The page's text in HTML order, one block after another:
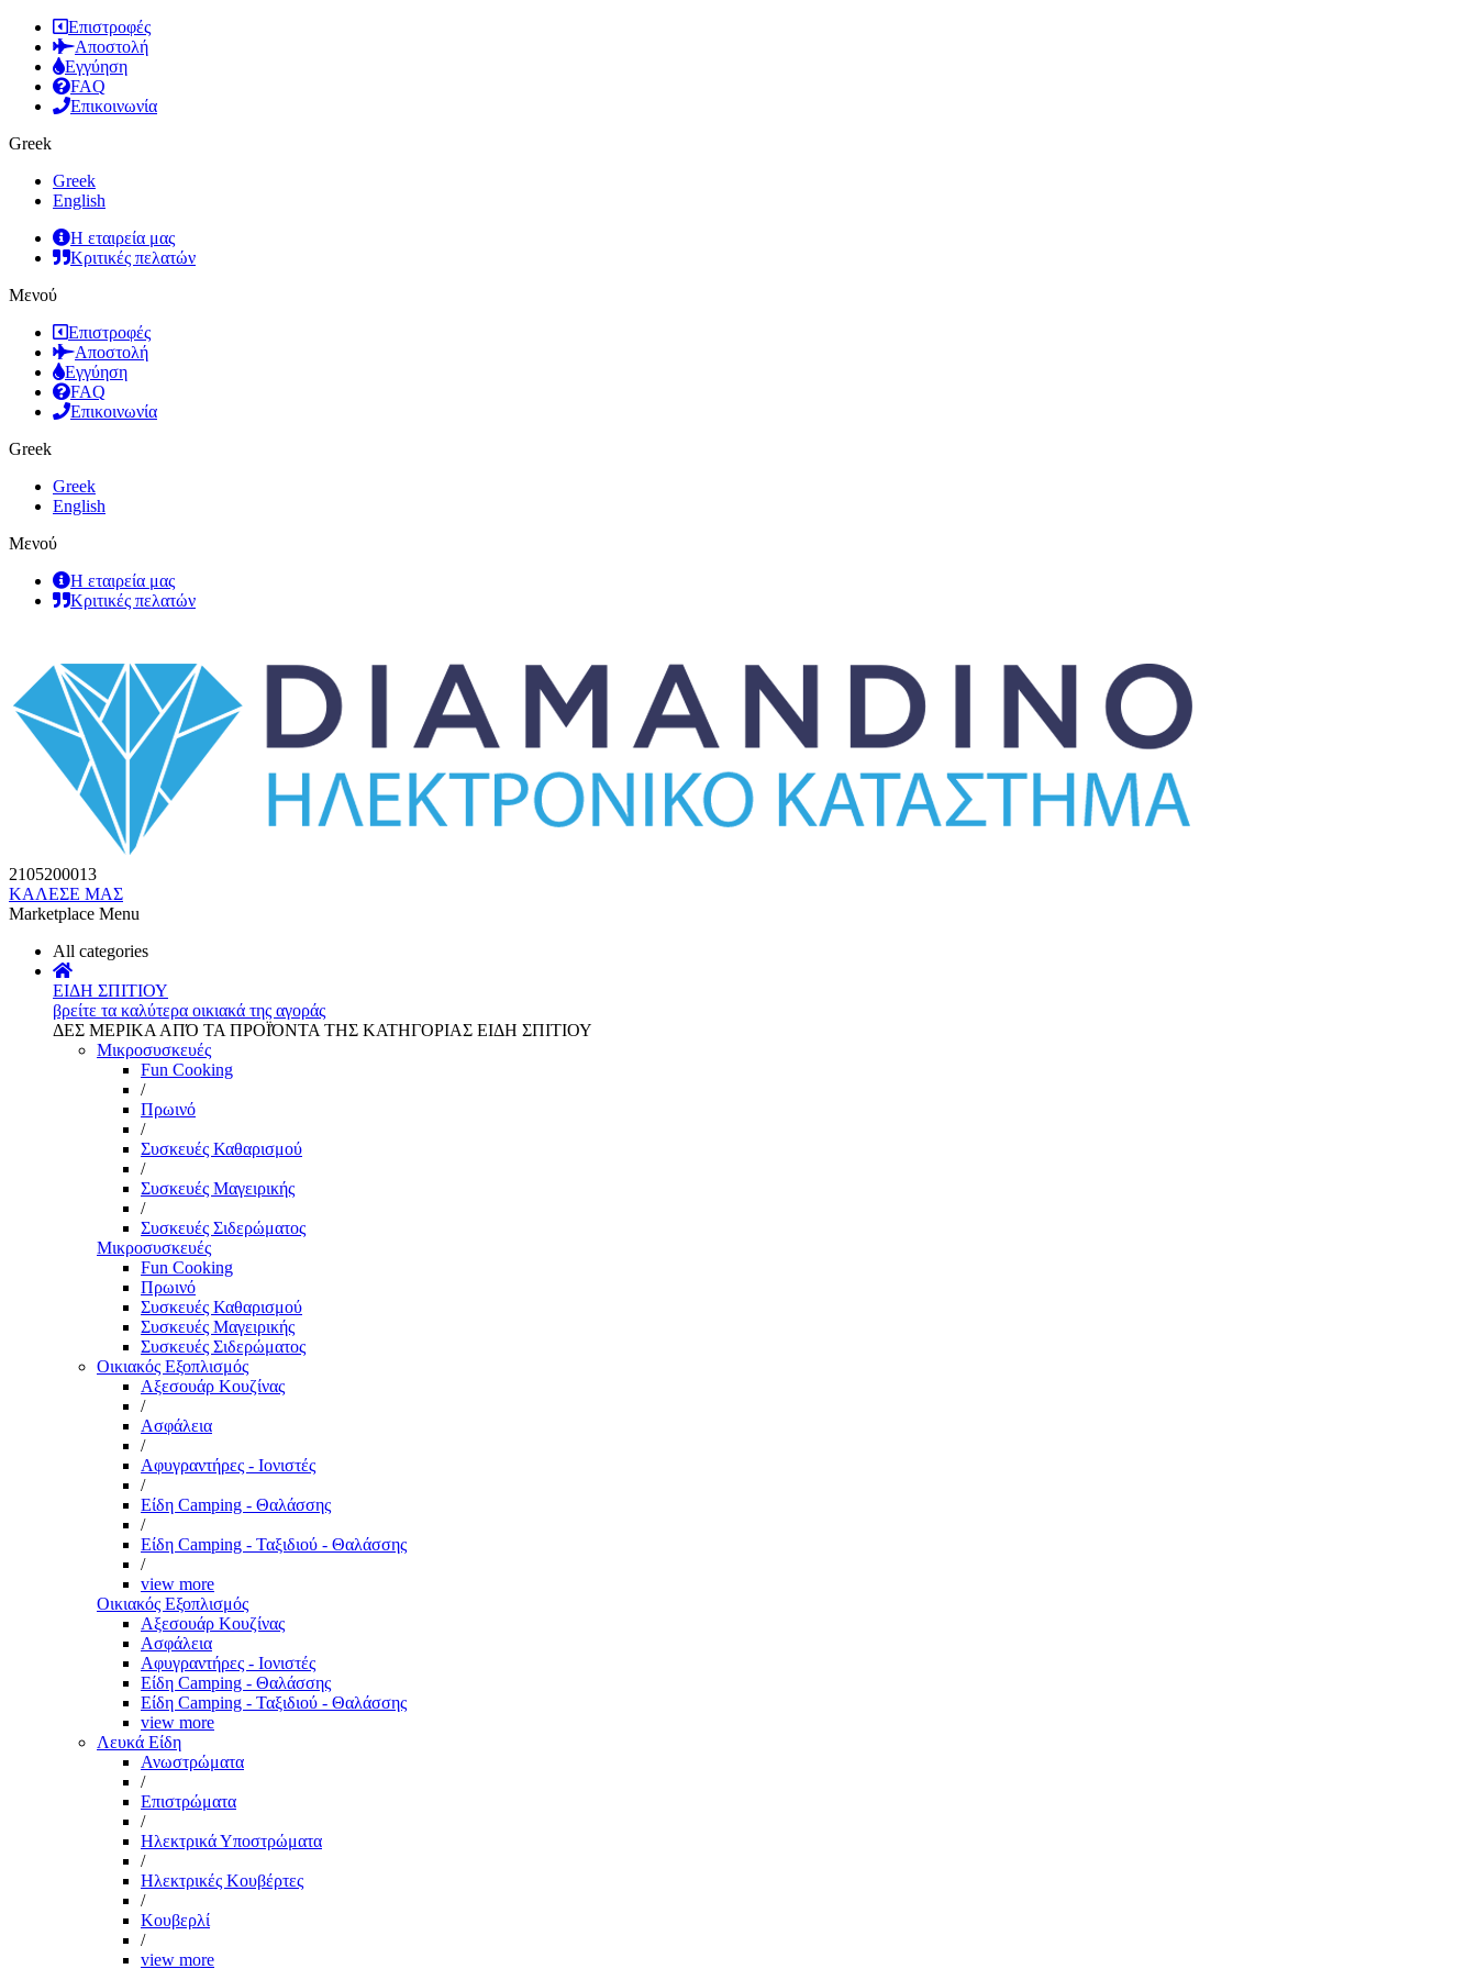
Επιστροφές
Αποστολή
Εγγύηση
FAQ
Επικοινωνία
Greek
Greek
English
Η εταιρεία μας
Κριτικές πελατών
Μενού
Επιστροφές
Αποστολή
Εγγύηση
FAQ
Επικοινωνία
Greek
Greek
English
Μενού
Η εταιρεία μας
Κριτικές πελατών
2105200013
ΚΑΛΕΣΕ ΜΑΣ
Marketplace Menu
All categories
ΕΙΔΗ ΣΠΙΤΙΟΥ
βρείτε τα καλύτερα οικιακά της αγοράς
ΔΕΣ ΜΕΡΙΚΑ ΑΠΌ ΤΑ ΠΡΟΪΌΝΤΑ ΤΗΣ ΚΑΤΗΓΟΡΙΑΣ ΕΙΔΗ ΣΠΙΤΙΟΥ
Μικροσυσκευές
Fun Cooking
/
Πρωινό
/
Συσκευές Καθαρισμού
/
Συσκευές Μαγειρικής
/
Συσκευές Σιδερώματος
Μικροσυσκευές
Fun Cooking
Πρωινό
Συσκευές Καθαρισμού
Συσκευές Μαγειρικής
Συσκευές Σιδερώματος
Οικιακός Εξοπλισμός
Αξεσουάρ Κουζίνας
/
Ασφάλεια
/
Αφυγραντήρες - Ιονιστές
/
Είδη Camping - Θαλάσσης
/
Είδη Camping - Ταξιδιού - Θαλάσσης
/
view more
Οικιακός Εξοπλισμός
Αξεσουάρ Κουζίνας
Ασφάλεια
Αφυγραντήρες - Ιονιστές
Είδη Camping - Θαλάσσης
Είδη Camping - Ταξιδιού - Θαλάσσης
view more
Λευκά Είδη
Ανωστρώματα
/
Επιστρώματα
/
Ηλεκτρικά Υποστρώματα
/
Ηλεκτρικές Κουβέρτες
/
Κουβερλί
/
view more